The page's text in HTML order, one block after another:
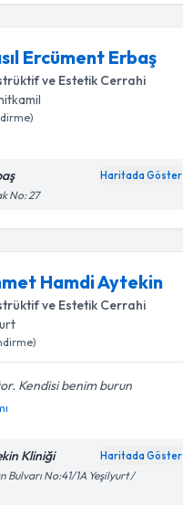
Ercüment Erbaş
ve Estetik Cerrahi
Haritada Göster
No: 27
Hamdi Aytekin
ve Estetik Cerrahi
Kendisi benim burun
Kliniği Haritada Göster
Bulvarı No:41/1A Yeşilyurt /